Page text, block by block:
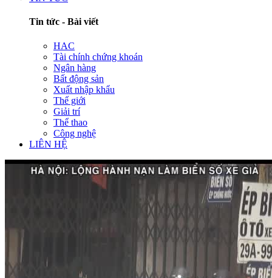
Tin tức - Bài viết
HAC
Tài chính chứng khoán
Ngân hàng
Bất động sản
Xuất nhập khẩu
Thế giới
Giải trí
Thể thao
Công nghệ
LIÊN HỆ